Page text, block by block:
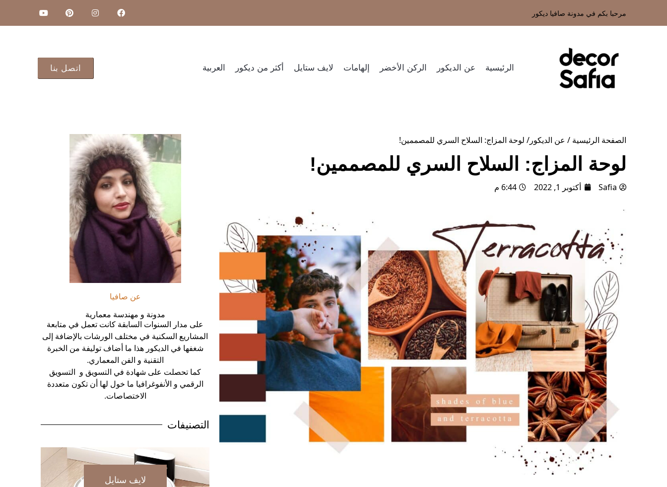
مرحبا بكم في مدونة صافيا ديكور
الرئيسية عن الديكور​ الركن الأخضر إلهامات لايف ستايل أكثر من ديكور العربية اتصل بنا
الصفحة الرئيسية / عن الديكور​ / لوحة المزاج: السلاح السري للمصممين!
لوحة المزاج: السلاح السري للمصممين!
Safia أكتوبر 1, 2022 6:44 م
عن صافيا
مدونة و مهندسة معمارية
على مدار السنوات السابقة كانت تعمل في متابعة
المشاريع السكنية في مختلف الورشات بالإضافة إلى
شغفها في الديكور هذا ما أضاف توليفة من الخبرة
التقنية و الفن المعماري.
كما تحصلت على شهادة في التسويق و التسويق
الرقمي و الأنفوغرافيا ما خول لها أن تكون متعددة
الاختصاصات.
التصنيفات
لايف ستايل